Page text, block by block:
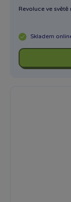
Revoluce ve světě
Skladem